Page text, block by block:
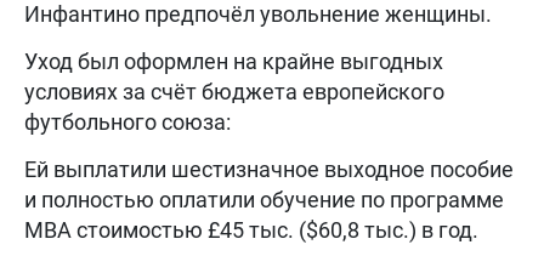
Инфантино предпочёл увольнение женщины.
Уход был оформлен на крайне выгодных
условиях за счёт бюджета европейского
футбольного союза:
Ей выплатили шестизначное выходное пособие
и полностью оплатили обучение по программе
MBA стоимостью £45 тыс. ($60,8 тыс.) в год.